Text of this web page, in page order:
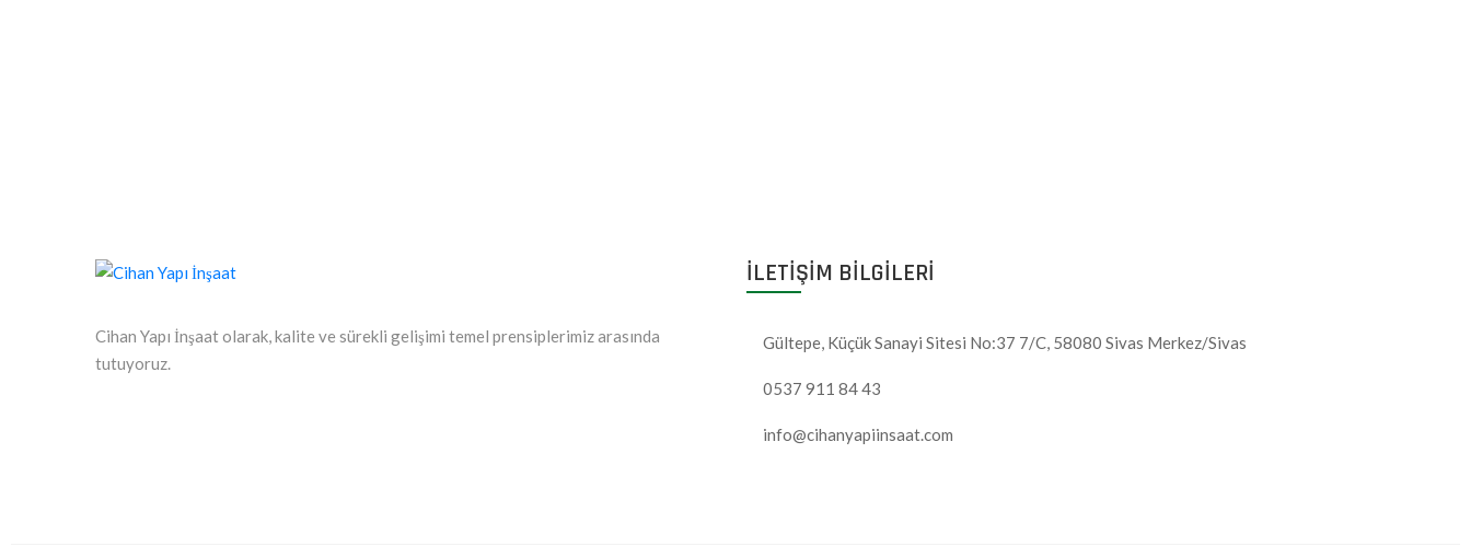
Cihan Yapı İnşaat olarak, kalite ve sürekli gelişimi temel prensiplerimiz arasında
tutuyoruz.
ILETIŞIM BILGILERI
Gültepe, Küçük Sanayi Sitesi No:37 7/C, 58080 Sivas Merkez/Sivas
0537 911 84 43
info@cihanyapiinsaat.com